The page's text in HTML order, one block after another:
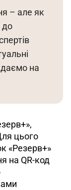
– але як
до
на
цього
«Резерв+»
на QR-код